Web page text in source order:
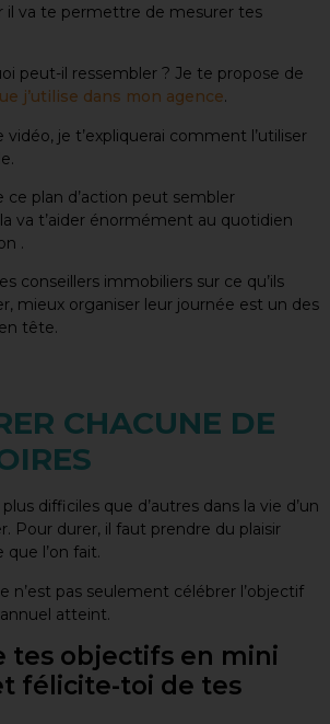
il va te permettre de mesurer tes
peut-il ressembler ? Je te propose de
j’utilise dans mon agence.
vidéo, je t’expliquerai comment l’utiliser
ce plan d’action peut sembler
va t’aider énormément au quotidien
.
conseillers immobiliers sur ce qu’ils
mieux organiser leur journée est un des
tête.
CHACUNE DE
difficiles que d’autres dans la vie d’un
Pour durer, il faut prendre du plaisir
que l’on fait.
n’est pas seulement célébrer l’objectif
atteint.
tes objectifs en mini
félicite-toi de tes